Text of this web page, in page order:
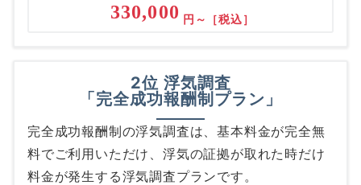
330,000 円～［税込］
2位 浮気調査
「完全成功報酬制プラン」
完全成功報酬制の浮気調査は、基本料金が完全無
料でご利用いただけ、浮気の証拠が取れた時だけ
料金が発生する浮気調査プランです。